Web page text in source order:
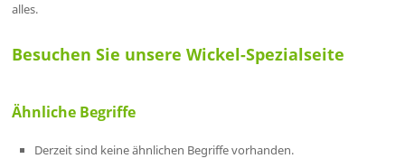
alles.
Besuchen Sie unsere Wickel-Spezialseite
Ähnliche Begriffe
Derzeit sind keine ähnlichen Begriffe vorhanden.